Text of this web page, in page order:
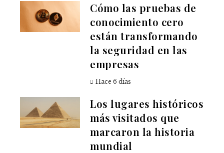
Cómo las pruebas de
conocimiento cero
están transformando
la seguridad en las
empresas
Hace 6 días
Los lugares históricos
más visitados que
marcaron la historia
mundial